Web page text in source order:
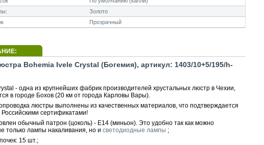
Золото
Прозрачный
Bohemia Ivele Crystal (Богемия), артикул: 1403/10+5/195/h-
- одна из крупнейших фабрик производителей хрустальных люстр в Чехии,
в городе Бохов (20 км от города Карловы Вары).
люстры выполнены из качественных материалов, что подтверждается
сертификатами!
обычный патрон (цоколь) - E14 (миньон). Это удобно так как можно
только лампы накаливания, но и светодиодные лампы ;
15 шт.;